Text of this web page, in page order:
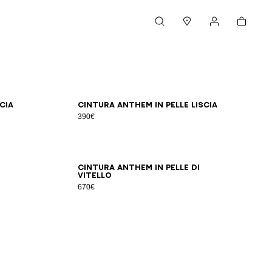
Carrello
100 Cintura Anthem in pelle liscia
390€
657075 8085 9095100
Cintura Anthem in pelle di
vitello
670€
657075 808590